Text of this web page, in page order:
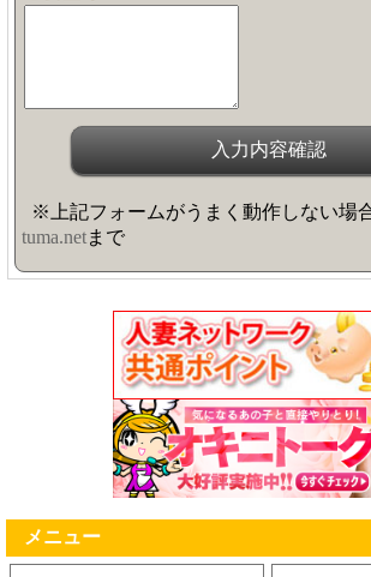
※上記フォームがうまく動作しない場合
tuma.netまで
メニュー